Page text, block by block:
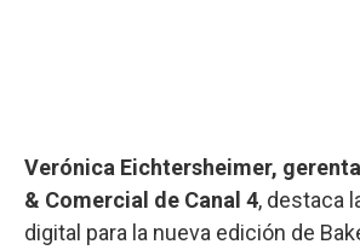
Verónica Eichtersheimer,
& Comercial de Canal 4, destaca
digital para la nueva edición de